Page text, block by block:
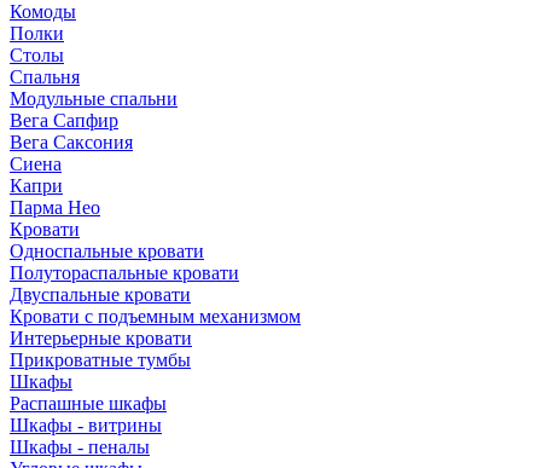
Комоды
Полки
Столы
Спальня
Модульные спальни
Вега Сапфир
Вега Саксония
Сиена
Капри
Парма Нео
Кровати
Односпальные кровати
Полутораспальные кровати
Двуспальные кровати
Кровати с подъемным механизмом
Интерьерные кровати
Прикроватные тумбы
Шкафы
Распашные шкафы
Шкафы - витрины
Шкафы - пеналы